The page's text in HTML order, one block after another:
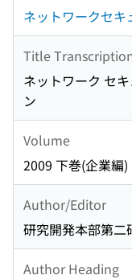
ネットワークセ
Title
ネットワーク セ
ン
Volume
2009 下巻(企業編)
Author/Editor
研究開発本部第二
Author Heading